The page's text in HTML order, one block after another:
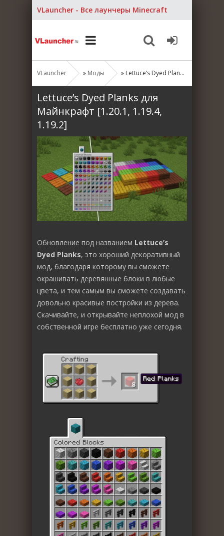
VLauncher - Все лаунчеры Minecraft
VLauncher » Моды » Lettuce’s Dyed Planks для Майнкрафт [1.20.1, 1.19.4, 1.19.2]
Lettuce’s Dyed Planks для
Майнкрафт [1.20.1, 1.19.4,
1.19.2]
Обновление под названием Lettuce’s
Dyed Planks, это хороший декоративный
мод, благодаря которому вы сможете
окрашивать деревянные блоки в любые
цвета, и тем самым вы сможете создавать
довольно красивые постройки из дерева.
Скачивайте, и открывайте неплохой мод в
собственной игре бесплатно уже сегодня.